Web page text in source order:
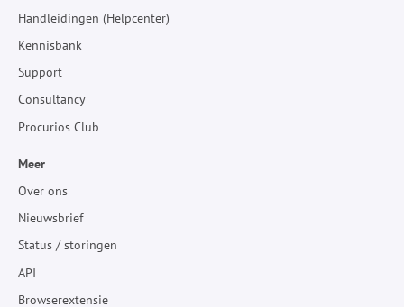
Handleidingen (Helpcenter)
Kennisbank
Support
Consultancy
Procurios Club
Meer
Over ons
Nieuwsbrief
Status / storingen
API
Browserextensie